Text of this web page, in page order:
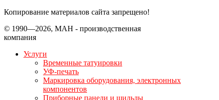
Копирование материалов сайта запрещено!
© 1990—2026, МАН - производственная
компания
Услуги
Временные татуировки
УФ-печать
Маркировка оборудования, электронных
компонентов
Приборные панели и шильды